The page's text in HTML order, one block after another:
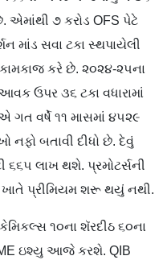
એમાંથી ૭ કરોડ OFS પેટે
માંડ સવા ટકા સ્થપાયેલી
કરે છે. ૨૦૨૪-૨૫ના
આવક ઉપર ૩૬ ટકા વધારામાં
ગત વર્ષે ૧૧ માસમાં ૪૫૨૯
બતાવી દીધો છે. દેવું
૬૬૫ લાખ થશે. પ્રમોટર્સની
ખાતે પ્રીમિયમ શરૂ થયું નથી.
૧૦ના શૅરદીઠ ૬૦ના
ઇશ્યુ આજે કરશે. QIB